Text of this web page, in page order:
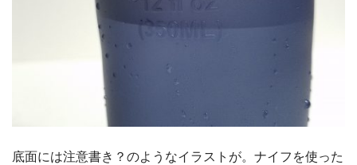
底面には注意書き？のようなイラストが。ナイフを使った